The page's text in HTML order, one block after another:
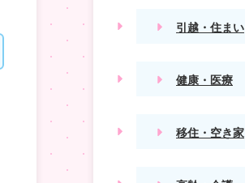
引越・住まい
健康・医療
移住・空き家